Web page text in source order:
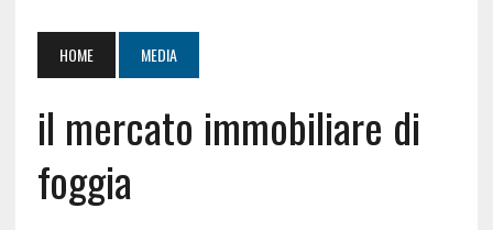
HOME MEDIA
il mercato immobiliare di
foggia